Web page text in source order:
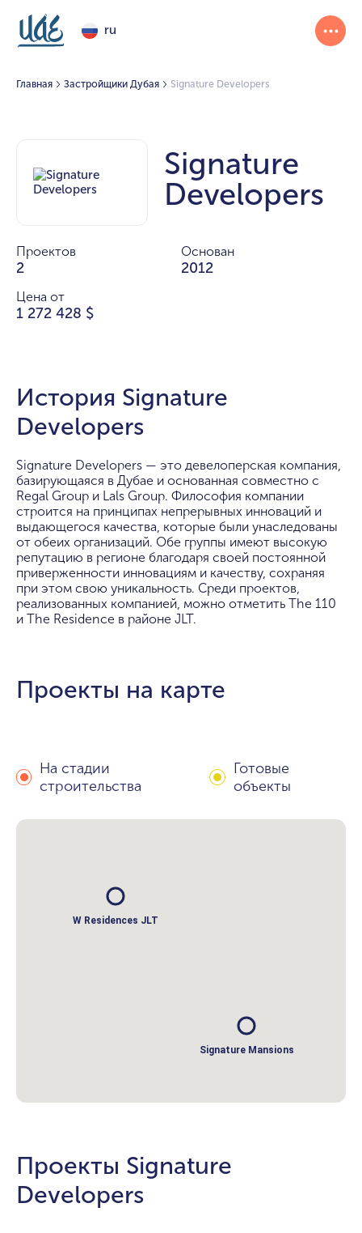
ru
Главная Застройщики Дубая Signature Developers
Signature
Developers
Проектов
2
Основан
2012
Цена от
1 272 428 $
История Signature
Developers
Signature Developers — это девелоперская компания,
базирующаяся в Дубае и основанная совместно с
Regal Group и Lals Group. Философия компании
строится на принципах непрерывных инноваций и
выдающегося качества, которые были унаследованы
от обеих организаций. Обе группы имеют высокую
репутацию в регионе благодаря своей постоянной
приверженности инновациям и качеству, сохраняя
при этом свою уникальность. Среди проектов,
реализованных компанией, можно отметить The 110
и The Residence в районе JLT.
Проекты на карте
На стадии
строительства
Готовые
объекты
Signature Mansions
W Residences JLT
Проекты Signature
Developers